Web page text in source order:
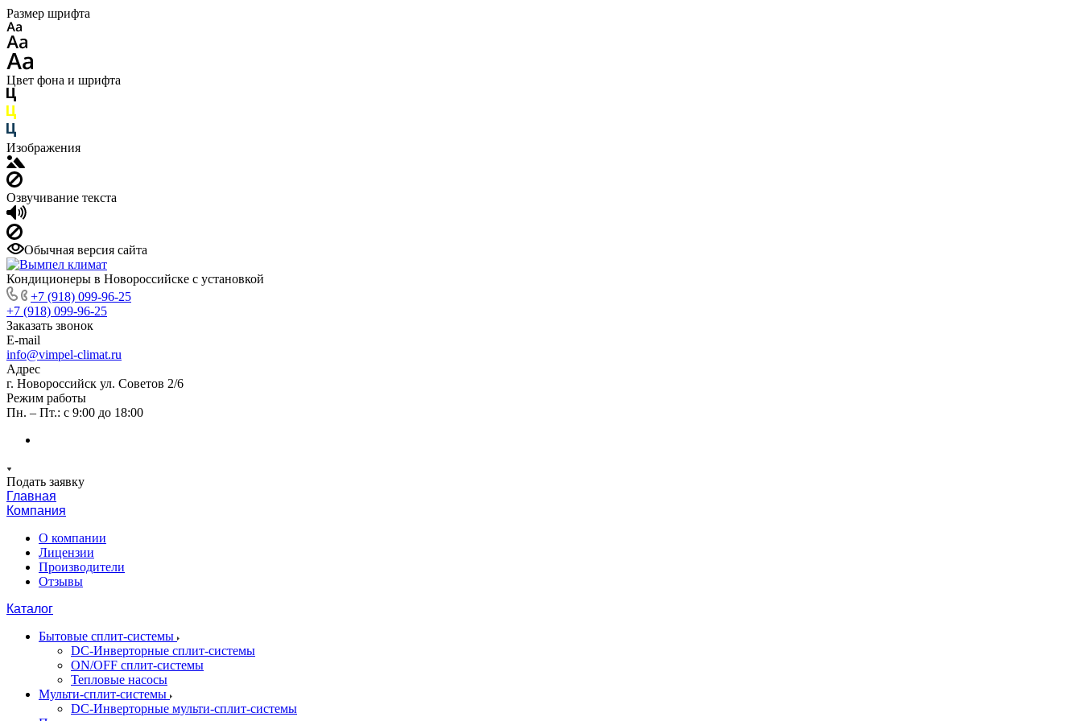
Размер шрифта
Цвет фона и шрифта
Изображения
Озвучивание текста
Обычная версия сайта
Кондиционеры в Новороссийске с установкой
+7 (918) 099-96-25
+7 (918) 099-96-25
Заказать звонок
E-mail
info@vimpel-climat.ru
Адрес
г. Новороссийск ул. Советов 2/6
Режим работы
Пн. – Пт.: с 9:00 до 18:00
Подать заявку
Главная
Компания
О компании
Лицензии
Производители
Отзывы
Каталог
Бытовые сплит-системы
DC-Инверторные сплит-системы
ON/OFF сплит-системы
Тепловые насосы
Мульти-сплит-системы
DC-Инверторные мульти-сплит-системы